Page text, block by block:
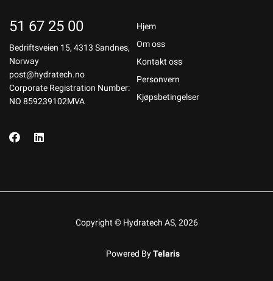
51 67 25 00
Bedriftsveien 15, 4313 Sandnes,
Norway
post@hydratech.no
Corporate Registration Number:
NO 859239102MVA
Hjem
Om oss
Kontakt oss
Personvern
Kjøpsbetingelser
Copyright © Hydratech AS, 2026
Powered ByTelaris